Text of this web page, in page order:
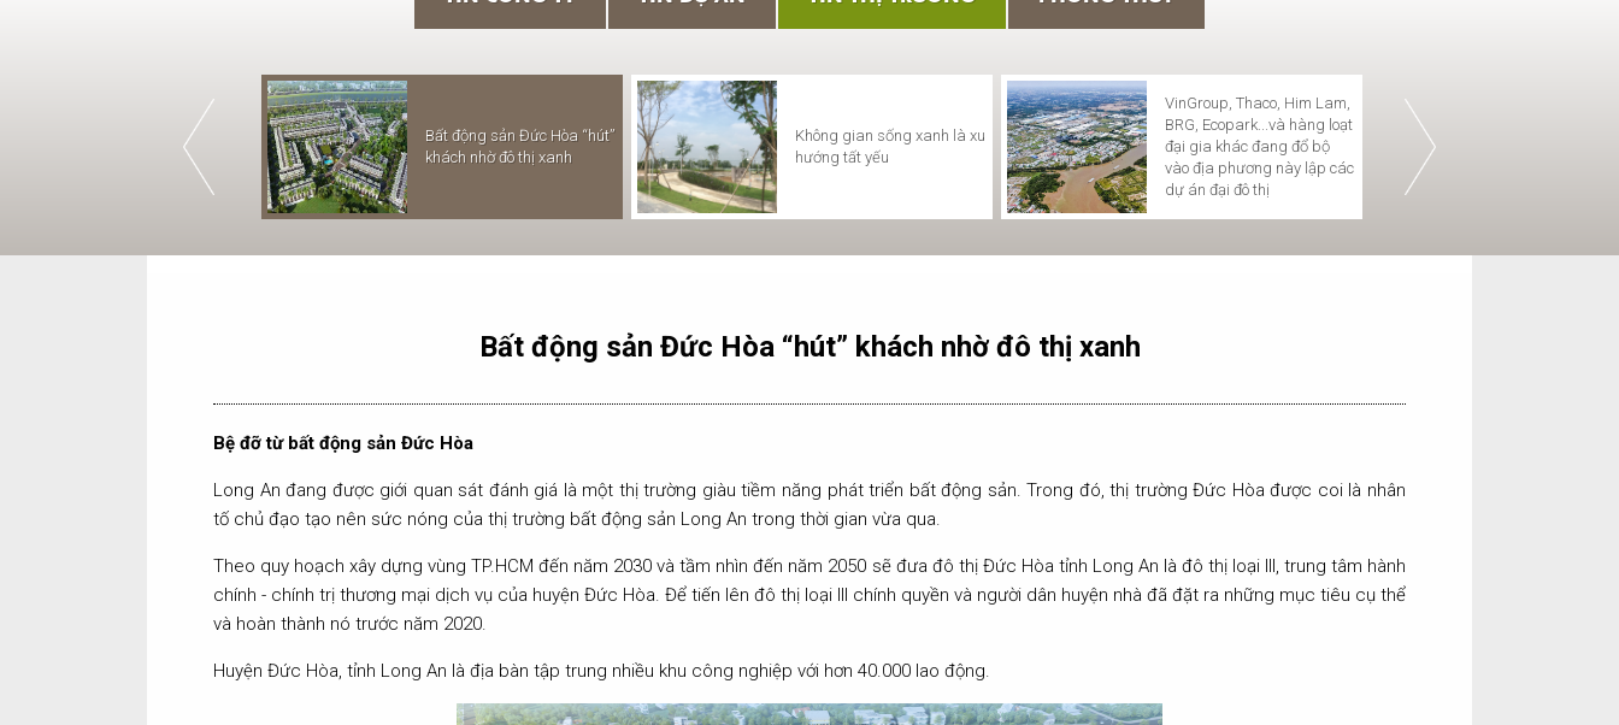
THÔNG BÁO LỊCH NGHỈ LỄ
GIỖ TỔ HÙNG VƯƠNG
THÔNG BÁO LỊCH NGHỈ TẾT
NGUYÊN ĐÁN TÂN SỬU
2021
THÔNG BÁO LỊCH NGHỈ TẾT
DƯƠNG LỊCH 2021
Hiển Vinh Group tổ chức tập
huấn phòng cháy chữa cháy
tại văn phòng công ty
Kinh nghiệm đầu tư phân
khúc đất nền trên dưới 1 tỷ
Bất động sản Đức Hòa “hút”
khách nhờ đô thị xanh
Không gian sống xanh là xu
hướng tất yếu
VinGroup, Thaco, Him Lam,
BRG, Ecopark...và hàng loạt
đại gia khác đang đổ bộ
vào địa phương này lập các
dự án đại đô thị
Bất động sản Đức Hòa “hút” khách nhờ đô thị xanh
Bệ đỡ từ bất động sản Đức Hòa
Long An đang được giới quan sát đánh giá là một thị trường giàu tiềm năng phát triển bất động sản. Trong đó, thị trường Đức Hòa được coi là nhân
tố chủ đạo tạo nên sức nóng của thị trường bất động sản Long An trong thời gian vừa qua.
Theo quy hoạch xây dựng vùng TP.HCM đến năm 2030 và tầm nhìn đến năm 2050 sẽ đưa đô thị Đức Hòa tỉnh Long An là đô thị loại III, trung tâm hành
chính - chính trị thương mại dịch vụ của huyện Đức Hòa. Để tiến lên đô thị loại III chính quyền và người dân huyện nhà đã đặt ra những mục tiêu cụ thể
và hoàn thành nó trước năm 2020.
Huyện Đức Hòa, tỉnh Long An là địa bàn tập trung nhiều khu công nghiệp với hơn 40.000 lao động.